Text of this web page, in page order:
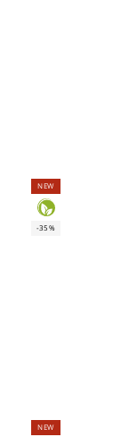
NEW
-35%
NEW